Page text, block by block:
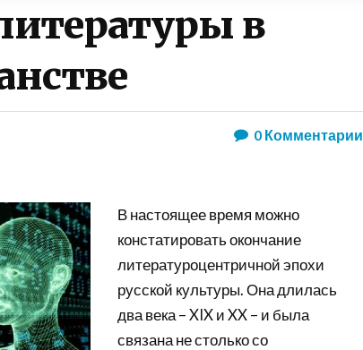
в
0Комментарии
В настоящее время можно
констатировать окончание
литературоцентричной эпохи
русской культуры. Она длилась
два века – XIX и XX – и была
связана не столько со